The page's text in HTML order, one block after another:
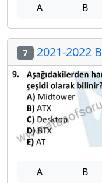
A B
7 2021-2022
A B